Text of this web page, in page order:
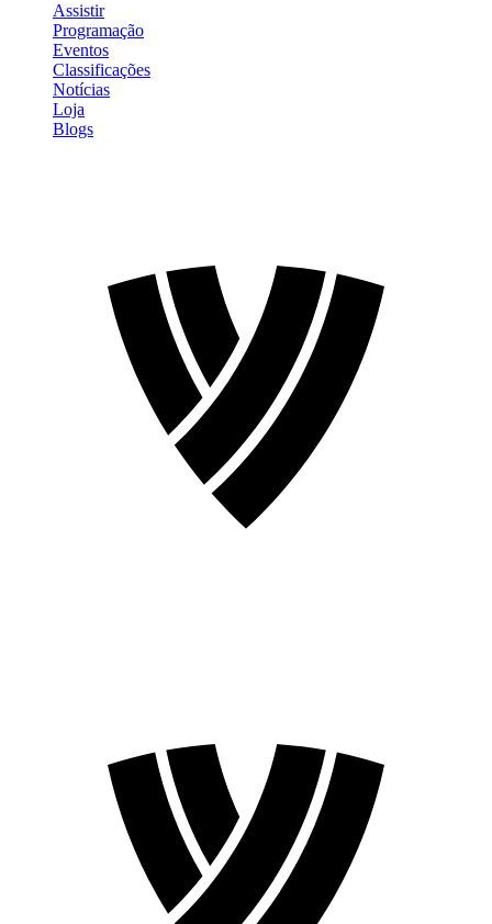
Assistir
Programação
Eventos
Classificações
Notícias
Loja
Blogs